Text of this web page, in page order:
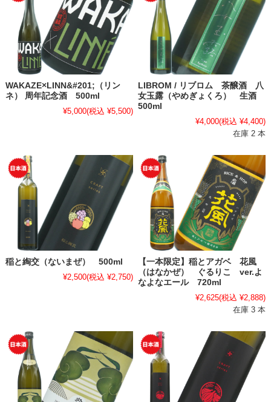
WAKAZE×LINN&#201;（リン
ネ） 周年記念酒 500ml
¥5,000(税込 ¥5,500)
LIBROM / リブロム 茶醸酒 八
女玉露（やめぎょくろ） 生酒
500ml
¥4,000(税込 ¥4,400)
在庫 2 本
稲と綯交（ないまぜ） 500ml
¥2,500(税込 ¥2,750)
【一本限定】稲とアガベ 花風
（はなかぜ） ぐるりこ ver.よ
なよなエール 720ml
¥2,625(税込 ¥2,888)
在庫 3 本